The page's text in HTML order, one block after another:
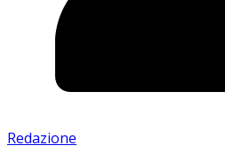
Redazione